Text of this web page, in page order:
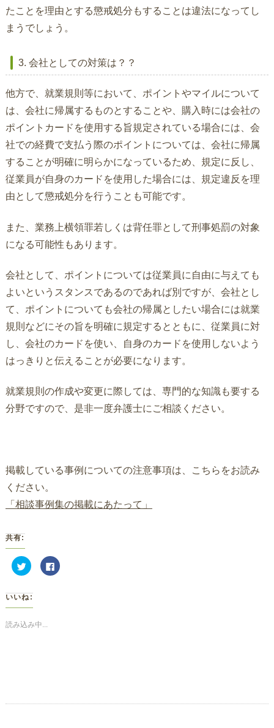
たことを理由とする懲戒処分もすることは違法になってし
まうでしょう。
3. 会社としての対策は？？
他方で、就業規則等において、ポイントやマイルについて
は、会社に帰属するものとすることや、購入時には会社の
ポイントカードを使用する旨規定されている場合には、会
社での経費で支払う際のポイントについては、会社に帰属
することが明確に明らかになっているため、規定に反し、
従業員が自身のカードを使用した場合には、規定違反を理
由として懲戒処分を行うことも可能です。
また、業務上横領罪若しくは背任罪として刑事処罰の対象
になる可能性もあります。
会社として、ポイントについては従業員に自由に与えても
よいというスタンスであるのであれば別ですが、会社とし
て、ポイントについても会社の帰属としたい場合には就業
規則などにその旨を明確に規定するとともに、従業員に対
し、会社のカードを使い、自身のカードを使用しないよう
はっきりと伝えることが必要になります。
就業規則の作成や変更に際しては、専門的な知識も要する
分野ですので、是非一度弁護士にご相談ください。
掲載している事例についての注意事項は、こちらをお読み
ください。
「相談事例集の掲載にあたって」
共有:
ク
リ
し
て
Twitter
共
有
開
Facebook
で
し
いいね:
読み込み中...